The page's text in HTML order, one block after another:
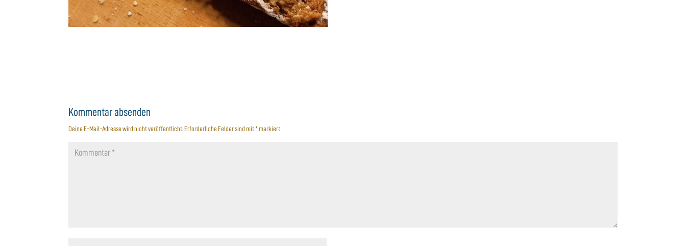
Kommentar absenden
Deine E-Mail-Adresse wird nicht veröffentlicht. Erforderliche Felder sind mit* markiert